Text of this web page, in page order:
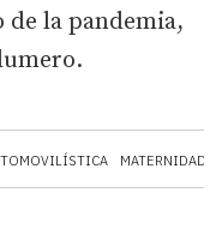
MATERNIDAD
de la pandemia,